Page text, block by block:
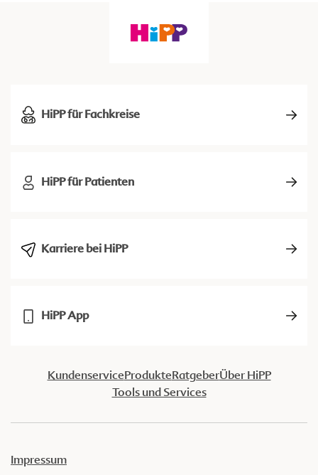
HiPP für Fachkreise
HiPP für Patienten
Karriere bei HiPP
HiPP App
KundenserviceProdukteRatgeberÜber HiPP
Tools und Services
Impressum